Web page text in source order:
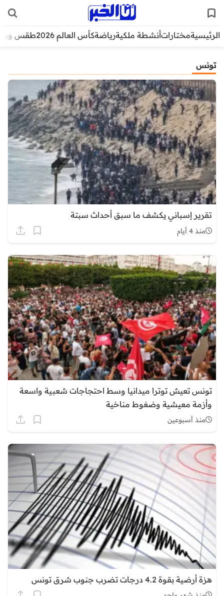
الرئيسيةمختاراتأنشطة ملكيةرياضةكأس العالم 2026 طقس
تونس
تقرير إسباني يكشف ما سبق أحداث سبتة
منذ 4 أيام
تونس تعيش توترا ميدانيا وسط احتجاجات شعبية واسعة
وأزمة معيشية وضغوط مناخية
منذ أسبوعين
هزة أرضية بقوة 4.2 درجات تضرب جنوب شرق تونس